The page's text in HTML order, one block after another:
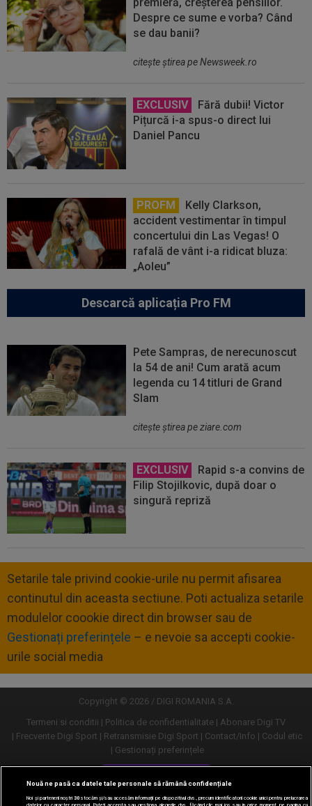
Despre ce sume e vorba? Când
se dau banii?
citeşte ştirea pe Newsweek.ro
EXCLUSIV
Fără dubii! Victor
Pițurcă i-a spus-o direct lui
Daniel Pancu
PROFM
Kelly Clarkson,
accident vestimentar în timpul
concertului din Las Vegas! O
rafală de vânt i-a ridicat bluza:
„Aoleu”
Descarcă aplicația Pro FM
Pete Sampras, de nerecunoscut
la 54 de ani! Cum arată acum
legenda cu 14 titluri de Grand
Slam
citeşte ştirea pe ziare.com
EXCLUSIV
Rapid s-a convins de
Filip Stojilkovic, după doar o
singură repriză
Setarile tale privind cookie-urile nu permit afisarea
continutul din aceasta sectiune. Poti actualiza setarile
modulelor coookie direct din browser sau de
Gestionați preferințele – e nevoie sa accepti cookie-
urile social media
Copyright © 2026 / DIGI ROMANIA S.A.
Termeni si conditii
Politica de confidentialitate
Abonare Digi TV
Frecvente Digi Sport
Retransmisie Digi Sport Contact/Info
Codul etic
Gestionați preferințele
Versiune desktop
Nouă ne pasă ca datele tale personale să rămână confidențiale
Noi și partenerii noștri30stocăm și/sau accesăm informații pe dispozitivul dvs., precum identificatorii cookie unici pentru prelucrarea